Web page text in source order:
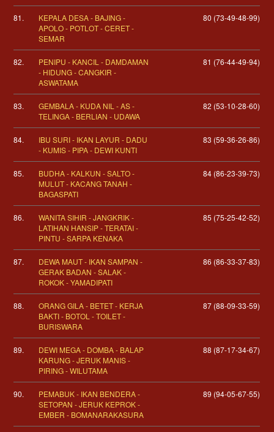
81.
KEPALA DESA - BAJING -
APOLO - POTLOT - CERET -
SEMAR
80 (73-49-48-99)
82.
PENIPU - KANCIL - DAMDAMAN
- HIDUNG - CANGKIR -
ASWATAMA
81 (76-44-49-94)
83.
GEMBALA - KUDA NIL - AS -
TELINGA - BERLIAN - UDAWA
82 (53-10-28-60)
84.
IBU SURI - IKAN LAYUR - DADU
- KUMIS - PIPA - DEWI KUNTI
83 (59-36-26-86)
85.
BUDHA - KALKUN - SALTO -
MULUT - KACANG TANAH -
BAGASPATI
84 (86-23-39-73)
86.
WANITA SIHIR - JANGKRIK -
LATIHAN HANSIP - TERATAI -
PINTU - SARPA KENAKA
85 (75-25-42-52)
87.
DEWA MAUT - IKAN SAMPAN -
GERAK BADAN - SALAK -
ROKOK - YAMADIPATI
86 (86-33-37-83)
88.
ORANG GILA - BETET - KERJA
BAKTI - BOTOL - TOILET -
BURISWARA
87 (88-09-33-59)
89.
DEWI MEGA - DOMBA - BALAP
KARUNG - JERUK MANIS -
PIRING - WILUTAMA
88 (87-17-34-67)
90.
PEMABUK - IKAN BENDERA -
SETOPAN - JERUK KEPROK -
EMBER - BOMANARAKASURA
89 (94-05-67-55)